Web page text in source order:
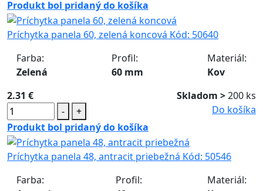
Produkt bol pridaný do košíka
Príchytka panela 60, zelená koncová Kód: 50640
Farba:
Zelená
Profil:
60 mm
Materiál:
Kov
2.31 €
Skladom >200 ks
-
+
Do košíka
Produkt bol pridaný do košíka
Príchytka panela 48, antracit priebežná Kód: 50546
Farba:
Profil:
Materiál: